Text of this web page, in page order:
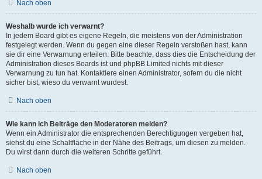
Nach oben
Weshalb wurde ich verwarnt?
In jedem Board gibt es eigene Regeln, die meistens von der Administration
festgelegt werden. Wenn du gegen eine dieser Regeln verstoßen hast, kann
sie dir eine Verwarnung erteilen. Bitte beachte, dass dies die Entscheidung der
Administration dieses Boards ist und phpBB Limited nichts mit dieser
Verwarnung zu tun hat. Kontaktiere einen Administrator, sofern du die nicht
sicher bist, wieso du verwarnt wurdest.
Nach oben
Wie kann ich Beiträge den Moderatoren melden?
Wenn ein Administrator die entsprechenden Berechtigungen vergeben hat,
siehst du eine Schaltfläche in der Nähe des Beitrags, um diesen zu melden.
Du wirst dann durch die weiteren Schritte geführt.
Nach oben